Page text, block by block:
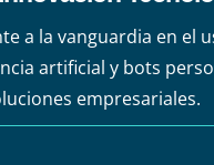
a la vanguardia en el
artificial y bots
empresariales.